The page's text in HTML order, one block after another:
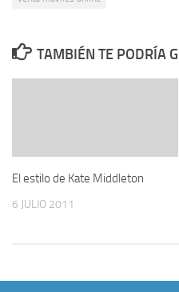
TAMBIÉN TE PODRÍA
El estilo de Kate Middleton
6 JULIO 2011